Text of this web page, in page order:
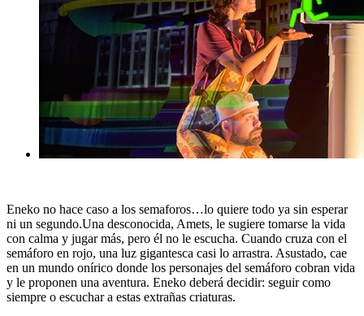
Eneko no hace caso a los semaforos…lo quiere todo ya sin esperar
ni un segundo.Una desconocida, Amets, le sugiere tomarse la vida
con calma y jugar más, pero él no le escucha. Cuando cruza con el
semáforo en rojo, una luz gigantesca casi lo arrastra. Asustado, cae
en un mundo onírico donde los personajes del semáforo cobran vida
y le proponen una aventura. Eneko deberá decidir: seguir como
siempre o escuchar a estas extrañas criaturas.